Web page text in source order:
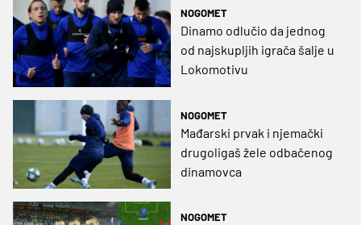
NOGOMET
Dinamo odlučio da jednog
od najskupljih igrača šalje u
Lokomotivu
NOGOMET
Mađarski prvak i njemački
drugoligaš žele odbačenog
dinamovca
NOGOMET